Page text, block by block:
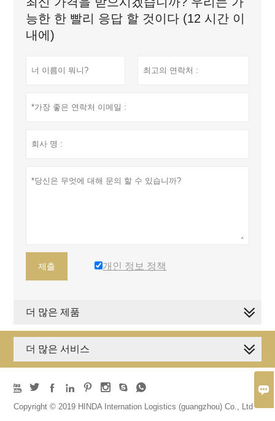

능한 한 빨리 응답 할 것이다 (12 시간 이
내에)
제출 개인 정보 정책
더 많은 제품
더 많은 서비스
       
Copyright © 2019 HINDA Internation Logistics (guangzhou) Co., Ltd